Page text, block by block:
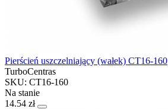
Pierścień uszczelniający (wałek) CT16-160
TurboCentras
SKU: CT16-160
Na stanie
14.54 zł